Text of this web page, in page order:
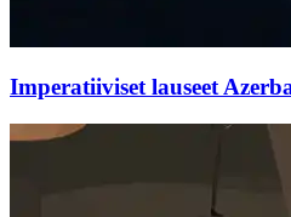
Imperatiiviset lauseet